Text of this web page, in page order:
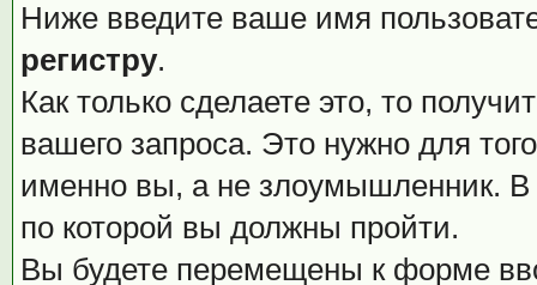
Ниже введите ваше имя
регистру.
Как только сделаете это, то
вашего запроса. Это нужно для
именно вы, а не злоумышленник. В
по которой вы должны пройти.
Вы будете перемещены к форме